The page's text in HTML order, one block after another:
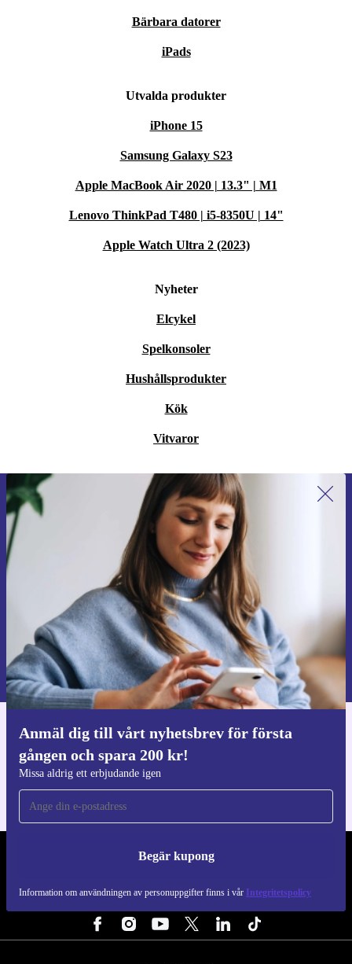
Bärbara datorer
iPads
Utvalda produkter
iPhone 15
Samsung Galaxy S23
Apple MacBook Air 2020 | 13.3" | M1
Lenovo ThinkPad T480 | i5-8350U | 14"
Apple Watch Ultra 2 (2023)
Nyheter
Elcykel
Spelkonsoler
Hushållsprodukter
Kök
Vitvaror
Anmäl dig till vårt nyhetsbrev för första
gången och spara 200 kr!
Missa aldrig ett erbjudande igen
Begär kupong
Information om användningen av personuppgifter finns i vår Integritetspolicy
Anmäl dig till vårt nyhetsbrev för
första gången och spara 200 kr!
Missa aldrig ett erbjudande igen.
Begär kupong
Information om användningen av personuppgifter finns i vår
Integritetspolicy
Ladda ner refurbed appen
För iOS och Android
REFURBED SVERIGE - RETHINK NEW.
FÖLJ OSS